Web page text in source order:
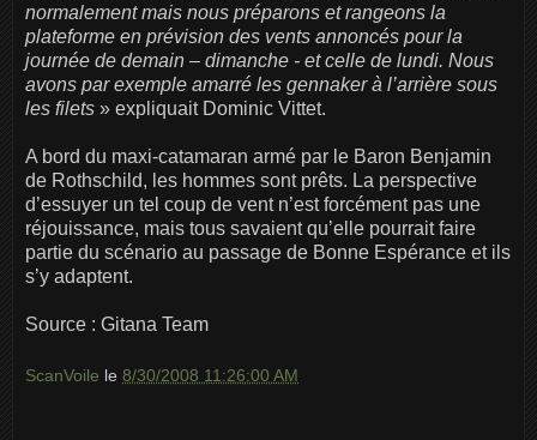
normalement mais nous préparons et rangeons la
plateforme en prévision des vents annoncés pour la
journée de demain – dimanche - et celle de lundi. Nous
avons par exemple amarré les gennaker à l’arrière sous
les filets » expliquait Dominic Vittet.
A bord du maxi-catamaran armé par le Baron Benjamin
de Rothschild, les hommes sont prêts. La perspective
d’essuyer un tel coup de vent n’est forcément pas une
réjouissance, mais tous savaient qu’elle pourrait faire
partie du scénario au passage de Bonne Espérance et ils
s’y adaptent.
Source : Gitana Team
ScanVoile le 8/30/2008 11:26:00 AM